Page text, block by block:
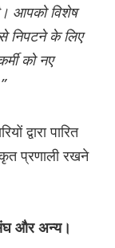
आपको विशेष
से निपटने के लिए
को नए
द्वारा पारित
प्रणाली रखने
और अन्य।